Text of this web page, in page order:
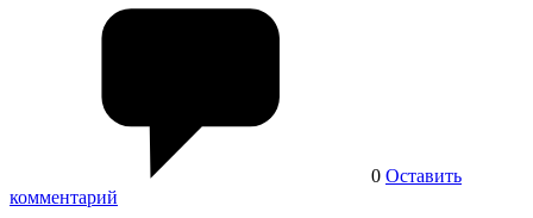
0 Оставить
комментарий